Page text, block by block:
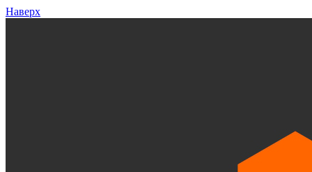
Наверх